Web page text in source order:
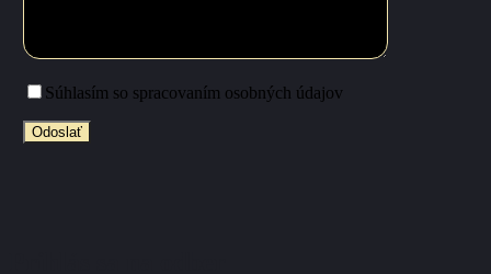
Súhlasím so spracovaním osobných údajov